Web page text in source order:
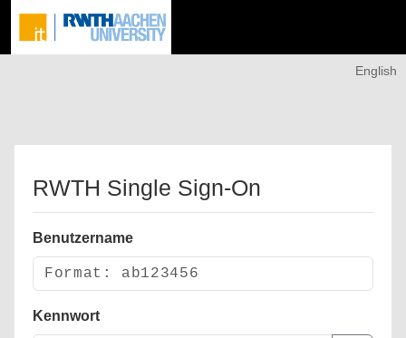
English
RWTH Single Sign-On
Benutzername
Kennwort